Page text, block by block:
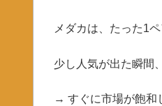
メダカは、たった1
少し人気が出た瞬間
→ すぐに市場が飽和